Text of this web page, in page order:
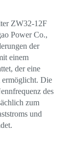
ZW32-12F
Power Co.,
der
einem
der eine
ermöglicht. Die
des
zum
und